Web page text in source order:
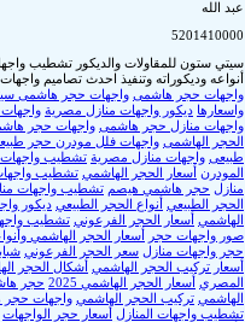
عبد الله
5201410000
سيتي ستون للمقاولات والديكور تشطيب
أنواعه وديكوراته وتنفيذ احدث تصاميم
واجهات حجر هاشمى واجهات حجر هاشمى
واسعارها ديكور واجهات منازل مصرية
واجهات منازل حجر هاشمى واجهات حجر
الحجر الهاشمى واجهات فلل مودرن حجر
طبيعى واجهات منازل مصرية تشطيب
المودرن أسعار الحجر الهاشمي تشطيب
منازل حجر هاشمي هيصم تشطيب واجهات
الحجر الطبيعي
أنواع الحجر الطبيعي ديكور
الهاشمي أسعار الحجر الفرعوني تشطيب
صور واجهات حجر
أسعار الحجر الهاشمي
حجر واجهات منازل سعر الحجر الفرعوني
أسعار تركيب الحجر الهاشمي أشكال الحجر
المصري أسعار الحجر الهاشمي 2025 حجر
الهاشمي تركيب الحجر الهاشمي واجهات
تشطيب واجهات المنازل
أسعار حجر الواجهات